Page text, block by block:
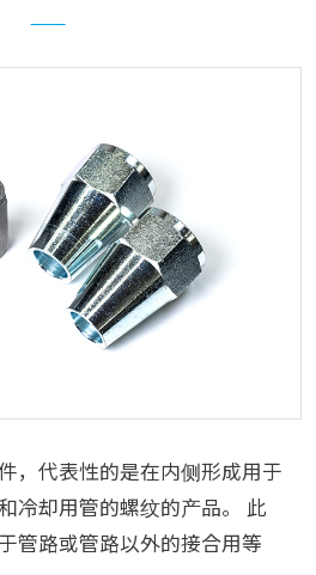
，代表性的是在内侧形成用于
冷却用管的螺纹的产品。 此
管路或管路以外的接合用等